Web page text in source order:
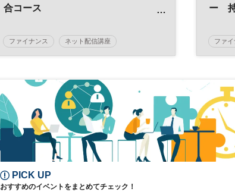
合コース
ファイナンス ネット配信講座
日経ビジネススクール MBA
ー 持
ファイ
PICK UP
おすすめのイベントをまとめてチェック！